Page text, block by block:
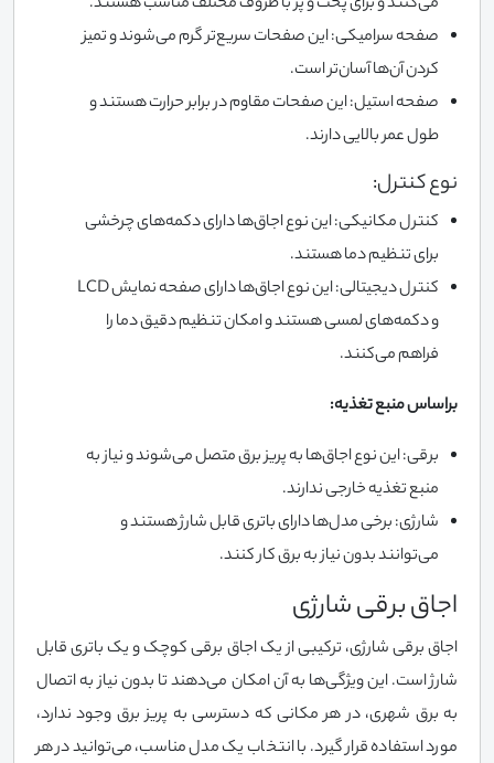
صفحه سرامیکی: این صفحات سریع‌تر گرم می‌شوند و تمیز
کردن آن‌ها آسان‌تر است.
صفحه استیل: این صفحات مقاوم در برابر حرارت هستند و
طول عمر بالایی دارند.
نوع کنترل:
کنترل مکانیکی: این نوع اجاق‌ها دارای دکمه‌های چرخشی
برای تنظیم دما هستند.
کنترل دیجیتالی: این نوع اجاق‌ها دارای صفحه نمایش LCD
و دکمه‌های لمسی هستند و امکان تنظیم دقیق دما را
فراهم می‌کنند.
براساس منبع تغذیه:
برقی: این نوع اجاق‌ها به پریز برق متصل می‌شوند و نیاز به
منبع تغذیه خارجی ندارند.
شارژی: برخی مدل‌ها دارای باتری قابل شارژ هستند و
می‌توانند بدون نیاز به برق کار کنند.
اجاق برقی شارژی
اجاق برقی شارژی، ترکیبی از یک اجاق برقی کوچک و یک باتری قابل
شارژ است. این ویژگی‌ها به آن امکان می‌دهند تا بدون نیاز به اتصال
به برق شهری، در هر مکانی که دسترسی به پریز برق وجود ندارد،
مورد استفاده قرار گیرد. با انتخاب یک مدل مناسب، می‌توانید در هر